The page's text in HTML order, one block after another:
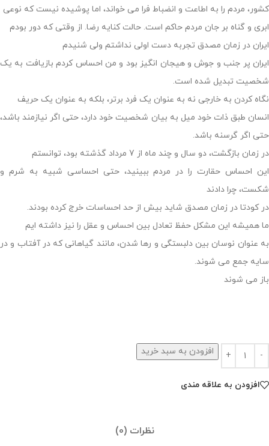
کشور، مردم را به اطاعت و انضباط فرا می خواند، اما پوشیده نیست که نوعی
ابری و گناه بر جان مردم حاکم است. حالت کنایه رضا. از وقتی که دور بودم
ایران در زمان مصدق تجربه دست اولی نداشتم ولی شنیدم
ایران پر جنب و جوش و هیجان انگیز بود و من احساس کردم بازیافت به یک
شخصیت تبدیل شده است.
نگاه کردن به خارجی نه به عنوان یک فرد برتر، بلکه به عنوان یک حریف
انسان طبق ذات خود میل به بیان شخصیت خود دارد، حتی اگر نیازمند باشد،
حتی اگر گرسنه باشد.
در زمان بازگشت، دو سال و چند ماه از 7 مرداد گذشته بود، توانستم
این احساس حقارت را در مردم ببینید، حتی احساسی شبیه به شرم و
شکست، چرا دادند
در کودتا در زمان مصدق شاید بیش از حد احساسات خرج کرده بودند.
ما همیشه این مشکل حفظ تعادل بین احساس و عقل را نیز داشته ایم
به عنوان نوسان بین دلبستگی و رها شدن، مانند گیاهانی که در آفتاب و در
سایه جمع می شوند.
باز می شوند
افزودن به سبد خرید
افزودن به علاقه مندی
نظرات (0)